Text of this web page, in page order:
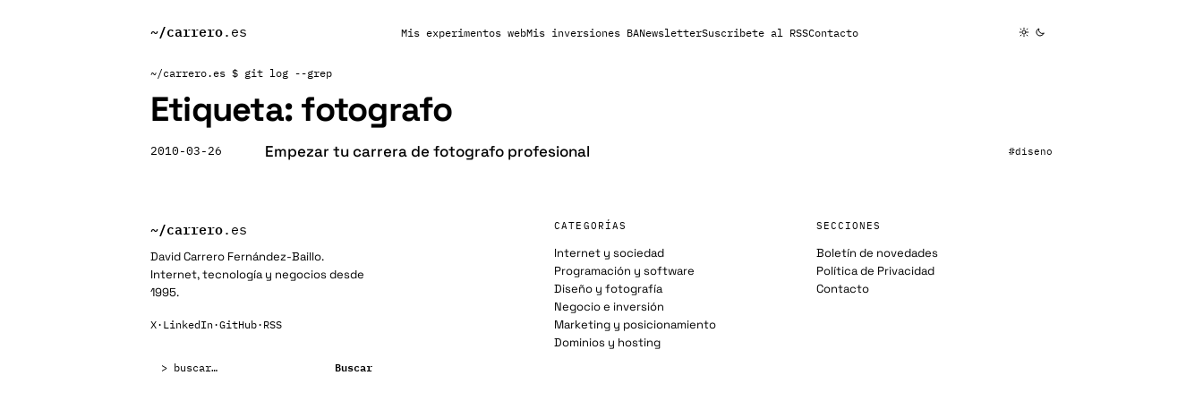
~/carrero.es Mis experimentos webMis inversiones BANewsletterSuscribete al RSSContacto
~/carrero.es $ git log --grep
Etiqueta: fotografo
2010-03-26 Empezar tu carrera de fotografo profesional #diseno
~/carrero.es
David Carrero Fernández-Baillo.
Internet, tecnología y negocios desde
1995.
X· LinkedIn·GitHub· RSS
Buscar
CATEGORÍAS
Internet y sociedad
Programación y software
Diseño y fotografía
Negocio e inversión
Marketing y posicionamiento
Dominios y hosting
SECCIONES
Boletín de novedades
Política de Privacidad
Contacto